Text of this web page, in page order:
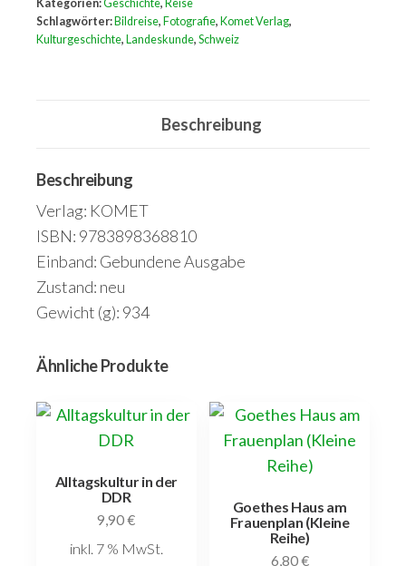
Menge
Kategorien:Geschichte, Reise
Schlagwörter: Bildreise, Fotografie, Komet Verlag,
Kulturgeschichte, Landeskunde, Schweiz
Beschreibung
Beschreibung
Verlag: KOMET
ISBN: 9783898368810
Einband: Gebundene Ausgabe
Zustand: neu
Gewicht (g): 934
Ähnliche Produkte
Alltagskultur in der
DDR
9,90€
inkl. 7 % MwSt.
Goethes Haus am
Frauenplan (Kleine
Reihe)
6,80€